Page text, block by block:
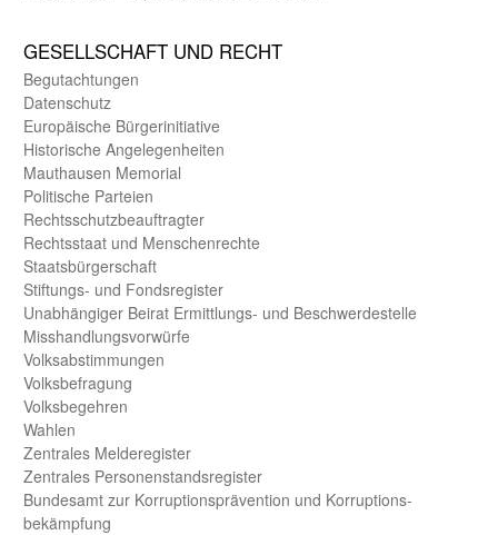
GE­SELL­SCHAFT UND RECHT
Begut­achtungen
Daten­schutz
Europäische Bürger­initiative
Historische Angelegen­heiten
Mauthausen Memorial
Politische Parteien
Rechts­schutz­beauftragter
Rechts­staat und Menschen­rechte
Staats­bürger­schaft
Stiftungs- und Fonds­register
Unab­hängiger Beirat Ermittlungs- und Beschwerde­stelle
Misshandlungs­vorwürfe
Volks­abstimmungen
Volks­befragung
Volks­begehren
Wahlen
Zentrales Melde­register
Zentrales Personen­stands­register
Bundes­amt zur Korrup­tions­prävention und Korrup­tions­
bekämpfung